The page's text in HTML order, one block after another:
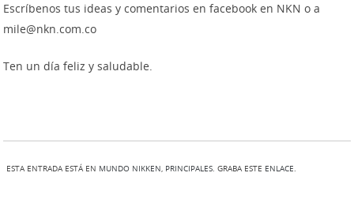
Escríbenos tus ideas y comentarios en facebook en NKN o a
mile@nkn.com.co
Ten un día feliz y saludable.
ESTA ENTRADA ESTÁ EN MUNDO NIKKEN, PRINCIPALES. GRABA ESTE ENLACE.